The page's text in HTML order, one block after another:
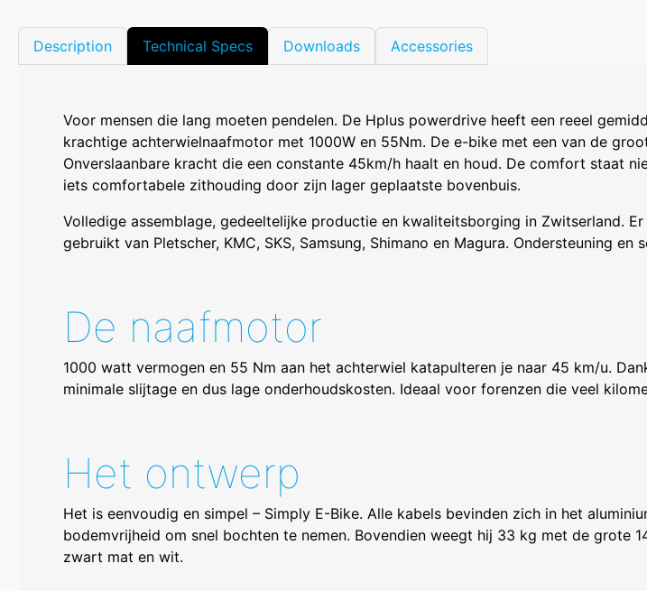
Description Technical Specs Downloads Accessories
Voor mensen die lang moeten pendelen. De Hplus powerdrive heeft een reeel
krachtige achterwielnaafmotor met 1000W en 55Nm. De e-bike met een van de
Onverslaanbare kracht die een constante 45km/h haalt en houd. De comfort staat
iets comfortabele zithouding door zijn lager geplaatste bovenbuis.
Volledige assemblage, gedeeltelijke productie en kwaliteitsborging in Zwitserland.
gebruikt van Pletscher, KMC, SKS, Samsung, Shimano en Magura. Ondersteuning
De naafmotor
1000 watt vermogen en 55 Nm aan het achterwiel katapulteren je naar 45 km/u.
minimale slijtage en dus lage onderhoudskosten. Ideaal voor forenzen die veel
Het ontwerp
Het is eenvoudig en simpel – Simply E-Bike. Alle kabels bevinden zich in het
bodemvrijheid om snel bochten te nemen. Bovendien weegt hij 33 kg met de grote
zwart mat en wit.